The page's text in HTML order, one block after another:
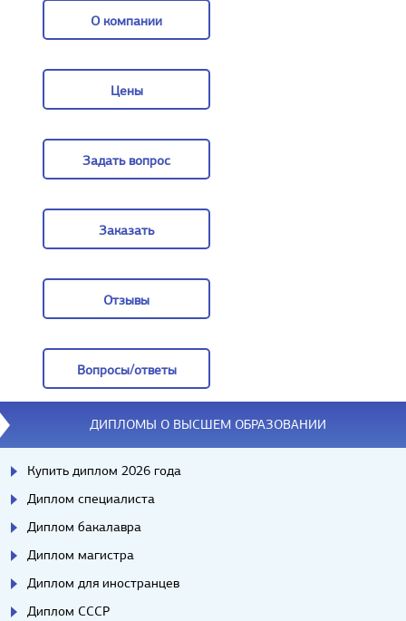
О компании
Цены
Задать вопрос
Заказать
Отзывы
Вопросы/ответы
Вопросы/ответы
ДИПЛОМЫ О ВЫСШЕМ ОБРАЗОВАНИИ
Купить диплом 2026 года
Диплом специалиста
Диплом бакалавра
Диплом магистра
Диплом для иностранцев
Диплом СССР